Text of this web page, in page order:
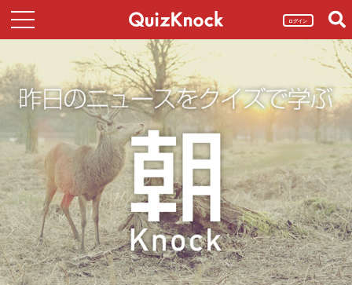
ログイン